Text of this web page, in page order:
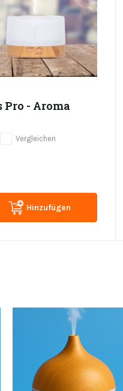
Pro - Aroma
Vergleichen
Hinzufügen